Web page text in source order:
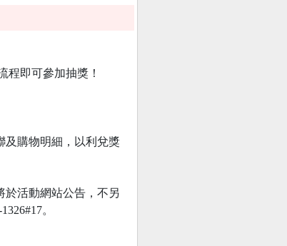
程即可參加抽獎！
及購物明細，以利兌獎
活動網站公告，不另
。